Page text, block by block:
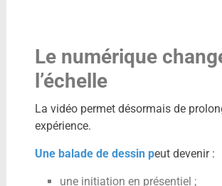
Le numérique
l’échelle
La vidéo permet désormais de
expérience.
Une balade de dessin peut devenir :
une initiation en présentiel ;